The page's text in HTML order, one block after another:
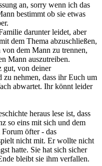
an, sorry wenn ich das
bestimmt ob sie etwas
darunter leidet, aber
dem Thema abzuschließen,
dem Mann zu trennen,
Mann auszutreiben.
gut, von deiner
nehmen, dass ihr Euch um
abwartet. Ihr könnt leider
heraus lese ist, dass
so eins mit sich und dem
öfter - das
nicht mit. Er wollte nicht
hatte. Sie hat sich sicher
bleibt sie ihm verfallen.